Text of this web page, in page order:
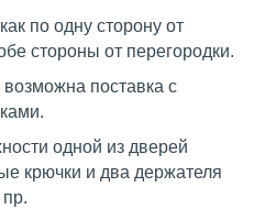
по одну сторону от
стороны от перегородки.
поставка с
одной из дверей
крючки и два держателя